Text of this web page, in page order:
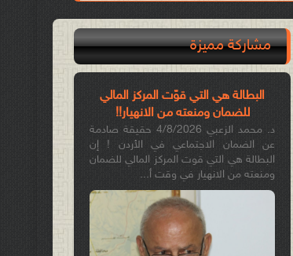
مشاركة مميزة
البطالة هي التي قوّت المركز المالي
للضمان ومنعته من الانهيار!!
د. محمد الزعبي 4/8/2026 حقيقة صادمة
عن الضمان الاجتماعي في الأردن ! إن
البطالة هي التي قوت المركز المالي للضمان
ومنعته من الانهيار في وقت أ...